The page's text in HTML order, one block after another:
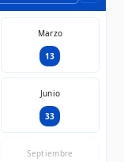
Marzo
13
Junio
33
Septiembre